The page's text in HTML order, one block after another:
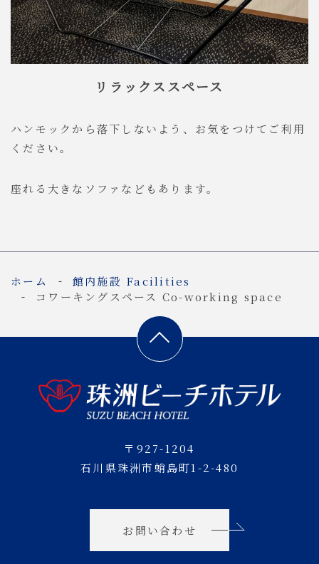
リラックススペース
ハンモックから落下しないよう、お気をつけてご利用
ください。
座れる大きなソファなどもあります。
ホーム
館内施設 Facilities
コワーキングスペース Co-working space
〒927-1204
石川県珠洲市蛸島町1-2-480
お問い合わせ